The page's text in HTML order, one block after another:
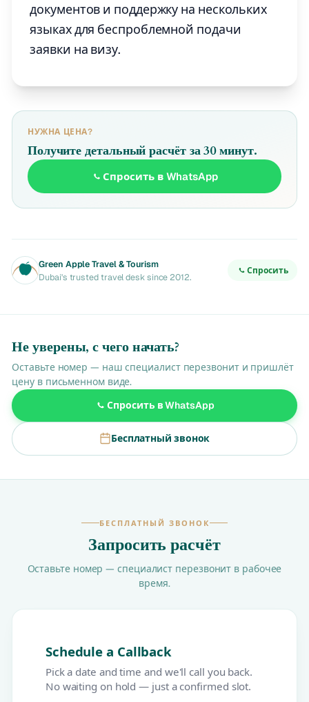
документов и поддержку на нескольких
языках для беспроблемной подачи
заявки на визу.
НУЖНА ЦЕНА?
Получите детальный расчёт за 30 минут.
Спросить в WhatsApp
Green Apple Travel & Tourism
Dubai's trusted travel desk since 2012.
Спросить
Не уверены, с чего начать?
Оставьте номер — наш специалист перезвонит и пришлёт
цену в письменном виде.
Спросить в WhatsApp
Бесплатный звонок
БЕСПЛАТНЫЙ ЗВОНОК
Запросить расчёт
Оставьте номер — специалист перезвонит в рабочее
время.
Schedule a Callback
Pick a date and time and we'll call you back.
No waiting on hold — just a confirmed slot.